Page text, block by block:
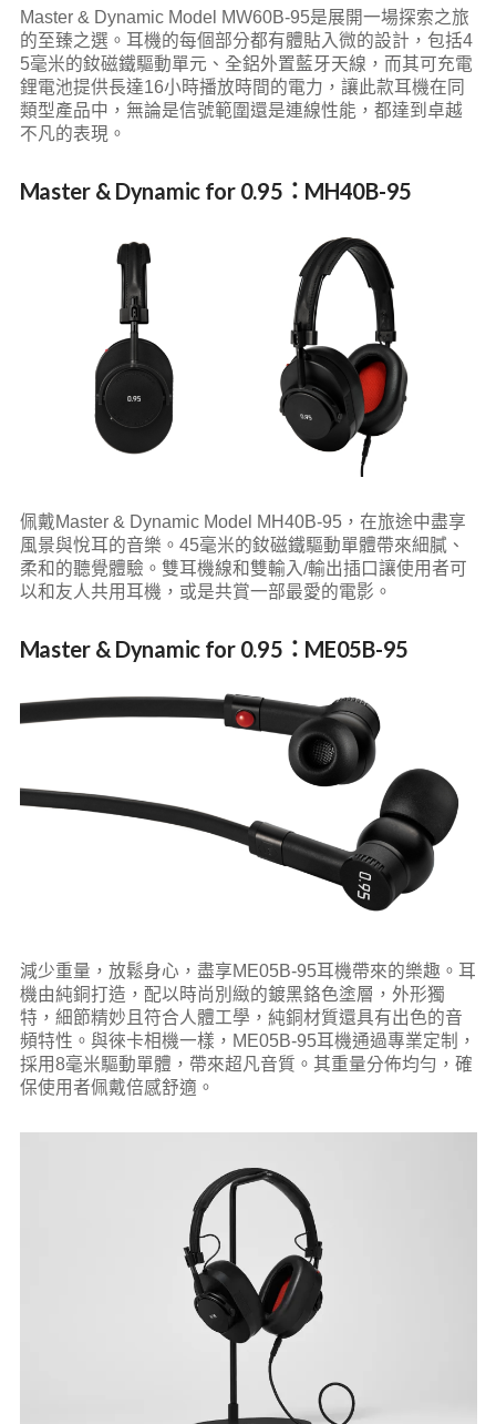
Master & Dynamic Model MW60B-95是展開一場探索之旅
的至臻之選。耳機的每個部分都有體貼入微的設計，包括4
5毫米的釹磁鐵驅動單元、全鋁外置藍牙天線，而其可充電
鋰電池提供長達16小時播放時間的電力，讓此款耳機在同
類型產品中，無論是信號範圍還是連線性能，都達到卓越
不凡的表現。
Master & Dynamic for 0.95： MH40B-95
佩戴Master & Dynamic Model MH40B-95，在旅途中盡享
風景與悅耳的音樂。45毫米的釹磁鐵驅動單體帶來細膩、
柔和的聽覺體驗。雙耳機線和雙輸入/輸出插口讓使用者可
以和友人共用耳機，或是共賞一部最愛的電影。
Master & Dynamic for 0.95： ME05B-95
減少重量，放鬆身心，盡享ME05B-95耳機帶來的樂趣。耳
機由純銅打造，配以時尚別緻的鍍黑鉻色塗層，外形獨
特，細節精妙且符合人體工學，純銅材質還具有出色的音
頻特性。與徠卡相機一樣，ME05B-95耳機通過專業定制，
採用8毫米驅動單體，帶來超凡音質。其重量分佈均勻，確
保使用者佩戴倍感舒適。